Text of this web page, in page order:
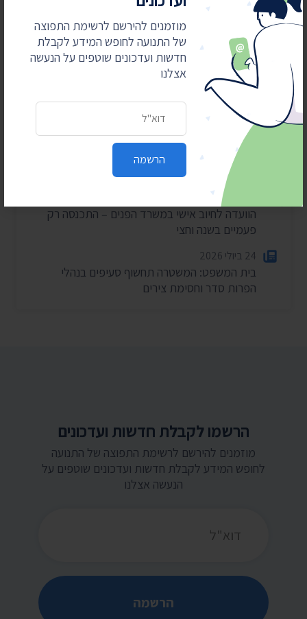
מוזמנים להירשם לרשימת התפוצה
של התנועה לחופש המידע לקבלת
חדשות ועדכונים שוטפים על הנעשה
אצלנו
הרשמה
חדשות אחרונות
4 באוגוסט 2026
חשפנו: דוחות הביקורת על לימודי ליבה במוסדות
חרדיים
עתרנו וחשפנו: יומן הפגישות של השרה עידית סילמן
ל-2025
הוצאות מעונות ראש הממשלה ל-2025-2026
הוועדה לחיוב אישי במשרד הפנים – התכנסה רק
פעמיים בשנה וחצי
24 ביולי 2026
בית המשפט: המשטרה תחשוף סעיפים בנהלי
הפרות סדר וחסימת צירים
הרשמו לקבלת חדשות ועדכונים
מוזמנים להירשם לרשימת התפוצה של התנועה
לחופש המידע לקבלת חדשות ועדכונים שוטפים על
הנעשה אצלנו
הרשמה